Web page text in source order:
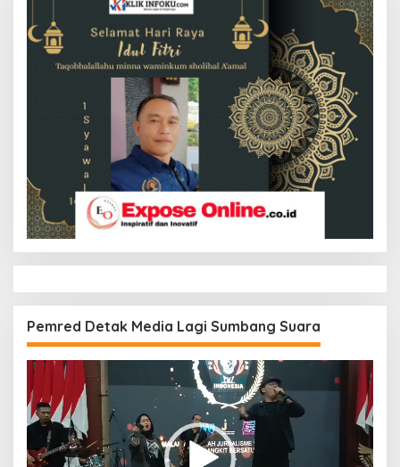
Pemred Detak Media Lagi Sumbang Suara
Pemutar